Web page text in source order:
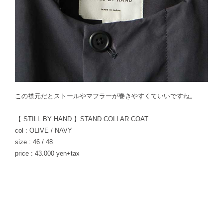
この襟元だとストールやマフラーが巻きやすくていいですね。
【 STILL BY HAND 】STAND COLLAR COAT
col : OLIVE / NAVY
size : 46 / 48
price : 43.000 yen+tax